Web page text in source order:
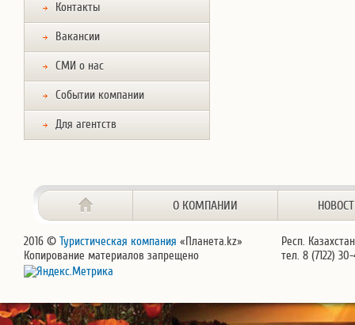
Контакты
Вакансии
СМИ о нас
Событии компании
Для агентств
О КОМПАНИИ
2016 © Туристическая компания «Планета.kz»
Копирование материалов запрещено
Респ.
тел. 8 (7122)